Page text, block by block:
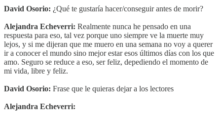
David Osorio: ¿Qué te gustaría hacer/conseguir antes de morir?
Alejandra Echeverri: Realmente nunca he pensado en una
respuesta para eso, tal vez porque uno siempre ve la muerte muy
lejos, y si me dijeran que me muero en una semana no voy a querer
ir a conocer el mundo sino mejor estar esos últimos días con los que
amo. Seguro se reduce a eso, ser feliz, depediendo el momento de
mi vida, libre y feliz.
David Osorio: Frase que le quieras dejar a los lectores
Alejandra Echeverri: